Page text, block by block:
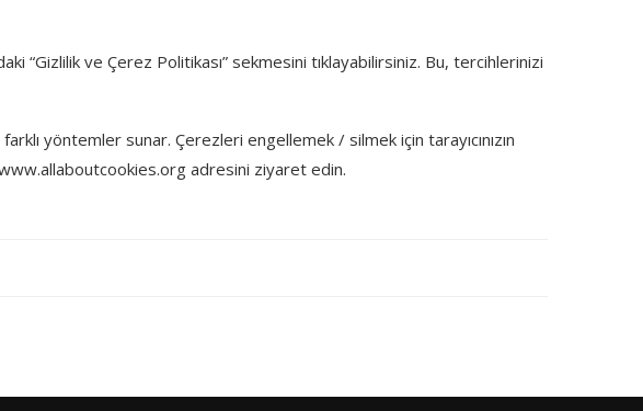
“Gizlilik ve Çerez Politikası” sekmesini tıklayabilirsiniz. Bu, tercihlerinizi
yöntemler sunar. Çerezleri engellemek / silmek için tarayıcınızın
adresini ziyaret edin.